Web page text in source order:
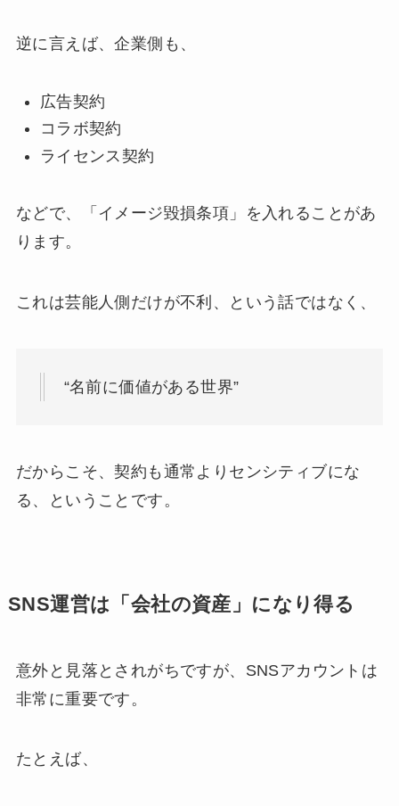
逆に言えば、企業側も、
広告契約
コラボ契約
ライセンス契約
などで、「イメージ毀損条項」を入れることがあ
ります。
これは芸能人側だけが不利、という話ではなく、
“名前に価値がある世界”
だからこそ、契約も通常よりセンシティブにな
る、ということです。
SNS運営は「会社の資産」になり得る
意外と見落とされがちですが、SNSアカウントは
非常に重要です。
たとえば、